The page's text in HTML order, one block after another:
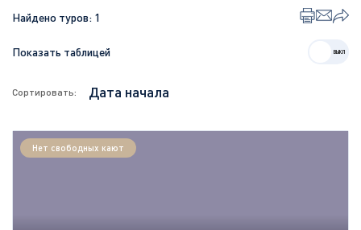
Показать таблицей
Найдено туров: 1
Сортировать:
Нет свободных кают